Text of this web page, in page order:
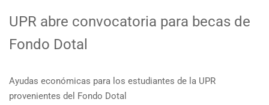
UPR abre convocatoria para becas de
Fondo Dotal
Ayudas económicas para los estudiantes de la UPR
provenientes del Fondo Dotal